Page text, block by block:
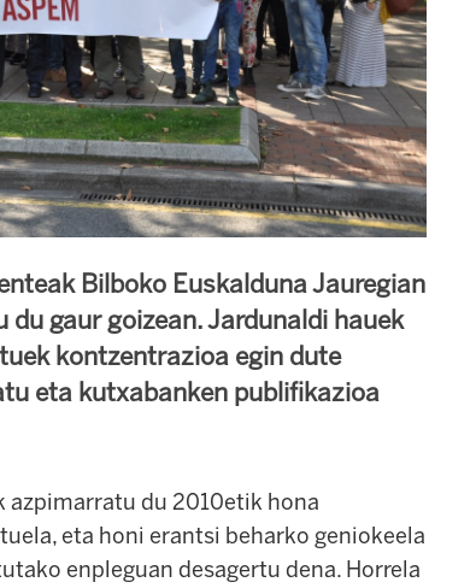
Bilboko Euskalduna Jauregian
gaur goizean. Jardunaldi hauek
kontzentrazioa egin dute
eta kutxabanken publifikazioa
azpimarratu du 2010etik hona
eta honi erantsi beharko geniokeela
enpleguan desagertu dena. Horrela